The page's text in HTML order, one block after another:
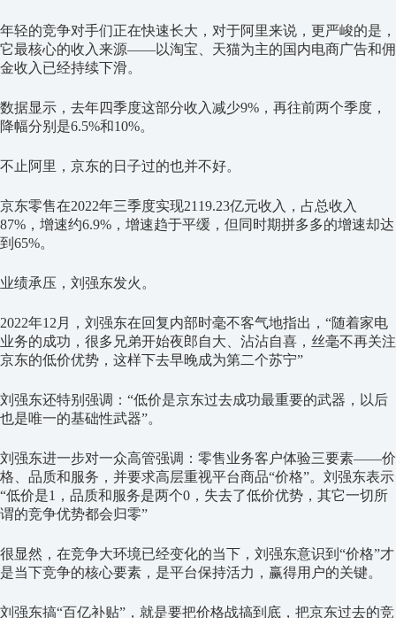
年轻的竞争对手们正在快速长大，对于阿里来说，更严峻的是，
它最核心的收入来源——以淘宝、天猫为主的国内电商广告和佣
金收入已经持续下滑。
数据显示，去年四季度这部分收入减少9%，再往前两个季度，
降幅分别是6.5%和10%。
不止阿里，京东的日子过的也并不好。
京东零售在2022年三季度实现2119.23亿元收入，占总收入
87%，增速约6.9%，增速趋于平缓，但同时期拼多多的增速却达
到65%。
业绩承压，刘强东发火。
2022年12月，刘强东在回复内部时毫不客气地指出，“随着家电
业务的成功，很多兄弟开始夜郎自大、沾沾自喜，丝毫不再关注
京东的低价优势，这样下去早晚成为第二个苏宁”
刘强东还特别强调：“低价是京东过去成功最重要的武器，以后
也是唯一的基础性武器”。
刘强东进一步对一众高管强调：零售业务客户体验三要素——价
格、品质和服务，并要求高层重视平台商品“价格”。刘强东表示
“低价是1，品质和服务是两个0，失去了低价优势，其它一切所
谓的竞争优势都会归零”
很显然，在竞争大环境已经变化的当下，刘强东意识到“价格”才
是当下竞争的核心要素，是平台保持活力，赢得用户的关键。
刘强东搞“百亿补贴”，就是要把价格战搞到底，把京东过去的竞